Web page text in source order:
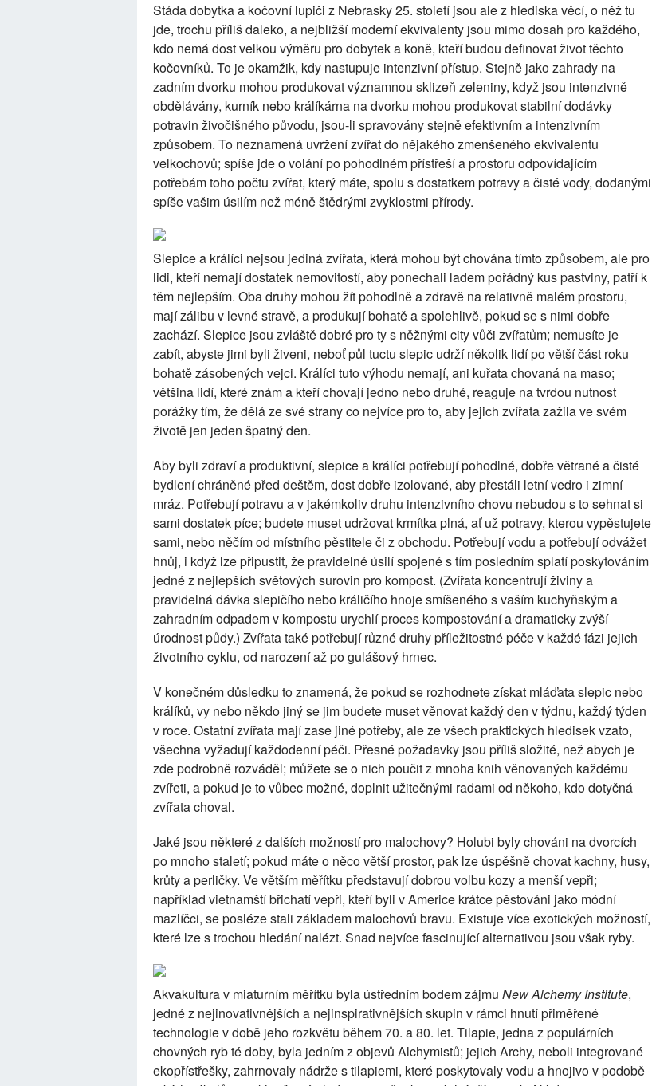
Stáda dobytka a kočovní lupiči z Nebrasky 25. století jsou ale z hlediska věcí, o něž tu
jde, trochu příliš daleko, a nejbližší moderní ekvivalenty jsou mimo dosah pro každého,
kdo nemá dost velkou výměru pro dobytek a koně, kteří budou definovat život těchto
kočovníků. To je okamžik, kdy nastupuje intenzivní přístup. Stejně jako zahrady na
zadním dvorku mohou produkovat významnou sklizeň zeleniny, když jsou intenzivně
obdělávány, kurník nebo králíkárna na dvorku mohou produkovat stabilní dodávky
potravin živočišného původu, jsou-li spravovány stejně efektivním a intenzivním
způsobem. To neznamená uvržení zvířat do nějakého zmenšeného ekvivalentu
velkochovů; spíše jde o volání po pohodlném přístřeší a prostoru odpovídajícím
potřebám toho počtu zvířat, který máte, spolu s dostatkem potravy a čisté vody, dodanými
spíše vašim úsilím než méně štědrými zvyklostmi přírody.
Slepice a králíci nejsou jediná zvířata, která mohou být chována tímto způsobem, ale pro
lidi, kteří nemají dostatek nemovitostí, aby ponechali ladem pořádný kus pastviny, patří k
těm nejlepším. Oba druhy mohou žít pohodlně a zdravě na relativně malém prostoru,
mají zálibu v levné stravě, a produkují bohatě a spolehlivě, pokud se s nimi dobře
zachází. Slepice jsou zvláště dobré pro ty s něžnými city vůči zvířatům; nemusíte je
zabít, abyste jimi byli živeni, neboť půl tuctu slepic udrží několik lidí po větší část roku
bohatě zásobených vejci. Králíci tuto výhodu nemají, ani kuřata chovaná na maso;
většina lidí, které znám a kteří chovají jedno nebo druhé, reaguje na tvrdou nutnost
porážky tím, že dělá ze své strany co nejvíce pro to, aby jejich zvířata zažila ve svém
životě jen jeden špatný den.
Aby byli zdraví a produktivní, slepice a králíci potřebují pohodlné, dobře větrané a čisté
bydlení chráněné před deštěm, dost dobře izolované, aby přestáli letní vedro i zimní
mráz. Potřebují potravu a v jakémkoliv druhu intenzivního chovu nebudou s to sehnat si
sami dostatek píce; budete muset udržovat krmítka plná, ať už potravy, kterou vypěstujete
sami, nebo něčím od místního pěstitele či z obchodu. Potřebují vodu a potřebují odvážet
hnůj, i když lze připustit, že pravidelné úsilí spojené s tím posledním splatí poskytováním
jedné z nejlepších světových surovin pro kompost. (Zvířata koncentrují živiny a
pravidelná dávka slepičího nebo králičího hnoje smíšeného s vaším kuchyňským a
zahradním odpadem v kompostu urychlí proces kompostování a dramaticky zvýší
úrodnost půdy.) Zvířata také potřebují různé druhy příležitostné péče v každé fázi jejich
životního cyklu, od narození až po gulášový hrnec.
V konečném důsledku to znamená, že pokud se rozhodnete získat mláďata slepic nebo
králíků, vy nebo někdo jiný se jim budete muset věnovat každý den v týdnu, každý týden
v roce. Ostatní zvířata mají zase jiné potřeby, ale ze všech praktických hledisek vzato,
všechna vyžadují každodenní péči. Přesné požadavky jsou příliš složité, než abych je
zde podrobně rozváděl; můžete se o nich poučit z mnoha knih věnovaných každému
zvířeti, a pokud je to vůbec možné, doplnit užitečnými radami od někoho, kdo dotyčná
zvířata choval.
Jaké jsou některé z dalších možností pro malochovy? Holubi byly chováni na dvorcích
po mnoho staletí; pokud máte o něco větší prostor, pak lze úspěšně chovat kachny, husy,
krůty a perličky. Ve větším měřítku představují dobrou volbu kozy a menší vepři;
například vietnamští břichatí vepři, kteří byli v Americe krátce pěstováni jako módní
mazlíčci, se posléze stali základem malochovů bravu. Existuje více exotických možností,
které lze s trochou hledání nalézt. Snad nejvíce fascinující alternativou jsou však ryby.
Akvakultura v miaturním měřítku byla ústředním bodem zájmu New Alchemy Institute,
jedné z nejinovativnějších a nejinspirativnějších skupin v rámci hnutí přiměřené
technologie v době jeho rozkvětu během 70. a 80. let. Tilapie, jedna z populárních
chovných ryb té doby, byla jedním z objevů Alchymistů; jejich Archy, neboli integrované
ekopřístřešky, zahrnovaly nádrže s tilapiemi, které poskytovaly vodu a hnojivo v podobě